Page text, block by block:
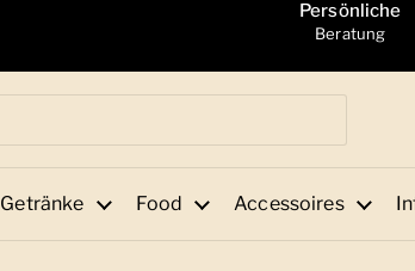
Persönliche
Beratung
Getränke Food Accessoires